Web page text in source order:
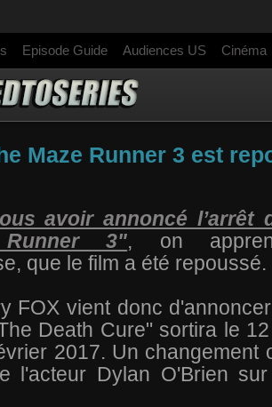
Episode Guide Audiences US Cinéma
Maze Runner 3 est
avoir annoncé l’arrêt
3", on
que le film a été repoussé.
FOX vient donc
Death Cure" sortira le
2017. Un changement
l'acteur Dylan O'Brien